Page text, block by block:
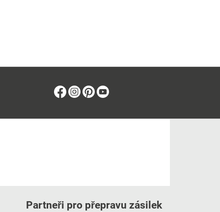
Facebook
Instagram
Pinterest
Partneři pro přepravu zásilek